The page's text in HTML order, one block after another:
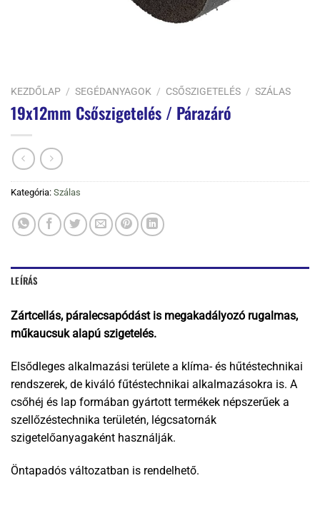
KEZDŐLAP / SEGÉDANYAGOK / CSŐSZIGETELÉS / SZÁLAS
19x12mm Csőszigetelés / Párazáró
Kategória: Szálas
LEÍRÁS
Zártcellás, páralecsapódást is megakadályozó rugalmas,
műkaucsuk alapú szigetelés.
Elsődleges alkalmazási területe a klíma- és hűtéstechnikai
rendszerek, de kiváló fűtéstechnikai alkalmazásokra is. A
csőhéj és lap formában gyártott termékek népszerűek a
szellőzéstechnika területén, légcsatornák
szigetelőanyagaként használják.
Öntapadós változatban is rendelhető.